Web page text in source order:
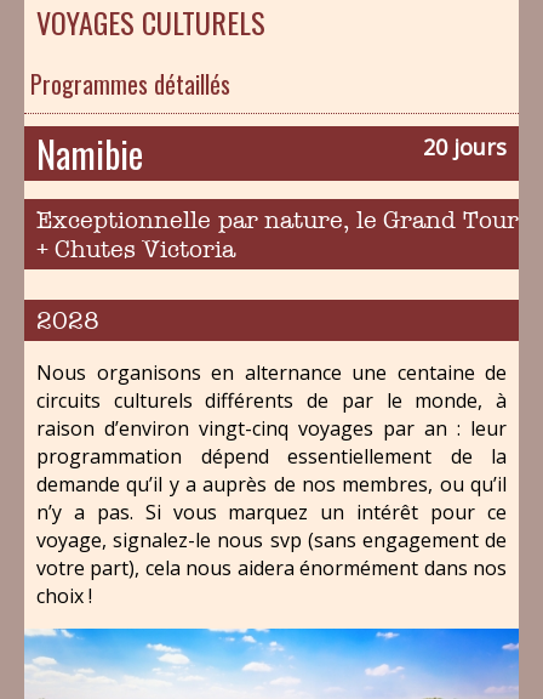
VOYAGES CULTURELS
Programmes détaillés
Namibie 20 jours
Exceptionnelle par nature, le Grand Tour
+ Chutes Victoria
2028
Nous organisons en alternance une centaine de
circuits culturels différents de par le monde, à
raison d’environ vingt-cinq voyages par an : leur
programmation dépend essentiellement de la
demande qu’il y a auprès de nos membres, ou qu’il
n’y a pas. Si vous marquez un intérêt pour ce
voyage, signalez-le nous svp (sans engagement de
votre part), cela nous aidera énormément dans nos
choix !